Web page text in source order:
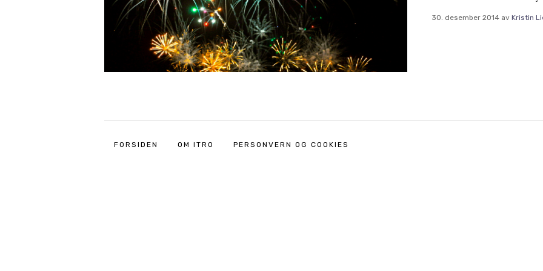
30. desember 2014 av Kristin
FORSIDEN OM ITRO PERSONVERN OG COOKIES